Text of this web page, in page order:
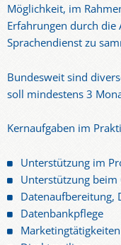
Möglichkeit, im
Erfahrungen durch
Sprachendienst zu
Bundesweit sind
soll mindestens 3
Kernaufgaben im
Unterstützung im
Unterstützung
Datenaufbereitung,
Datenbankpflege
Marketingtätigkeiten